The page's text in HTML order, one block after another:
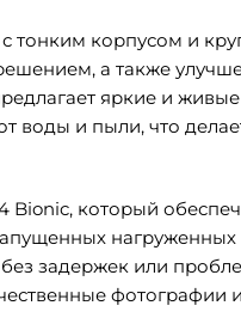
тонким корпусом и
а также
яркие и
воды и пыли, что
Bionic, который
задержек или
фотографии